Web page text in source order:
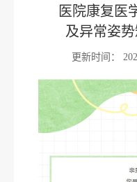
医院康复医
及异常姿势
更新时间：